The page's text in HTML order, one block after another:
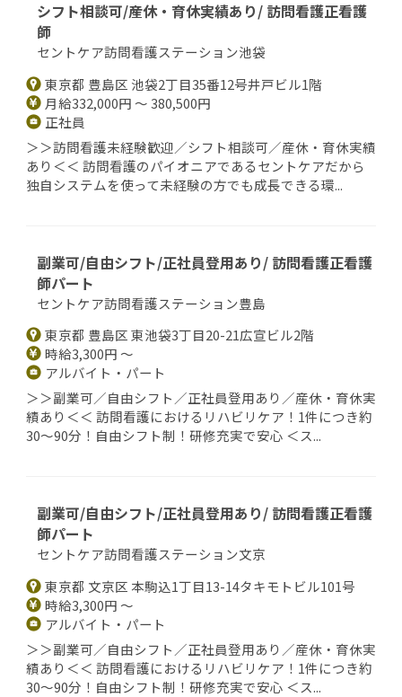
シフト相談可/産休・育休実績あり/ 訪問看護正看護
師
セントケア訪問看護ステーション池袋
東京都 豊島区 池袋2丁目35番12号井戸ビル1階
月給332,000円 ～ 380,500円
正社員
＞＞訪問看護未経験歓迎／シフト相談可／産休・育休実績
あり＜＜ 訪問看護のパイオニアであるセントケアだから
独自システムを使って未経験の方でも成長できる環...
副業可/自由シフト/正社員登用あり/ 訪問看護正看護
師パート
セントケア訪問看護ステーション豊島
東京都 豊島区 東池袋3丁目20-21広宣ビル2階
時給3,300円 ～
アルバイト・パート
＞＞副業可／自由シフト／正社員登用あり／産休・育休実
績あり＜＜ 訪問看護におけるリハビリケア！1件につき約
30～90分！自由シフト制！研修充実で安心 ＜ス...
副業可/自由シフト/正社員登用あり/ 訪問看護正看護
師パート
セントケア訪問看護ステーション文京
東京都 文京区 本駒込1丁目13-14タキモトビル101号
時給3,300円 ～
アルバイト・パート
＞＞副業可／自由シフト／正社員登用あり／産休・育休実
績あり＜＜ 訪問看護におけるリハビリケア！1件につき約
30～90分！自由シフト制！研修充実で安心 ＜ス...